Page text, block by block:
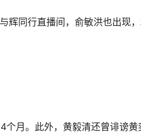
辉同行直播间，俞敏洪也出现
月。此外，黄毅清还曾诽谤黄